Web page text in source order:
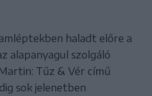
haladt előre a
alapanyagul szolgáló
Tűz & Vér című
sok jelenetben